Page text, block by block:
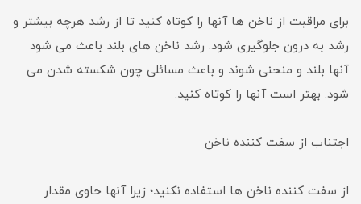
برای مراقبت از ناخن ها آنها را کوتاه کنید تا از رشد هرچه بیشتر و
رشد به درون جلوگیری شود. رشد ناخن های بلند باعث می شود
آنها بلند و منحنی شوند و باعث مسائلی چون شکسته شدن می
شود. بهتر است آنها را کوتاه کنید.
اجتناب از سفت کننده ناخن
از سفت کننده ناخن ها استفاده نکنید؛ زیرا آنها حاوی مقدار